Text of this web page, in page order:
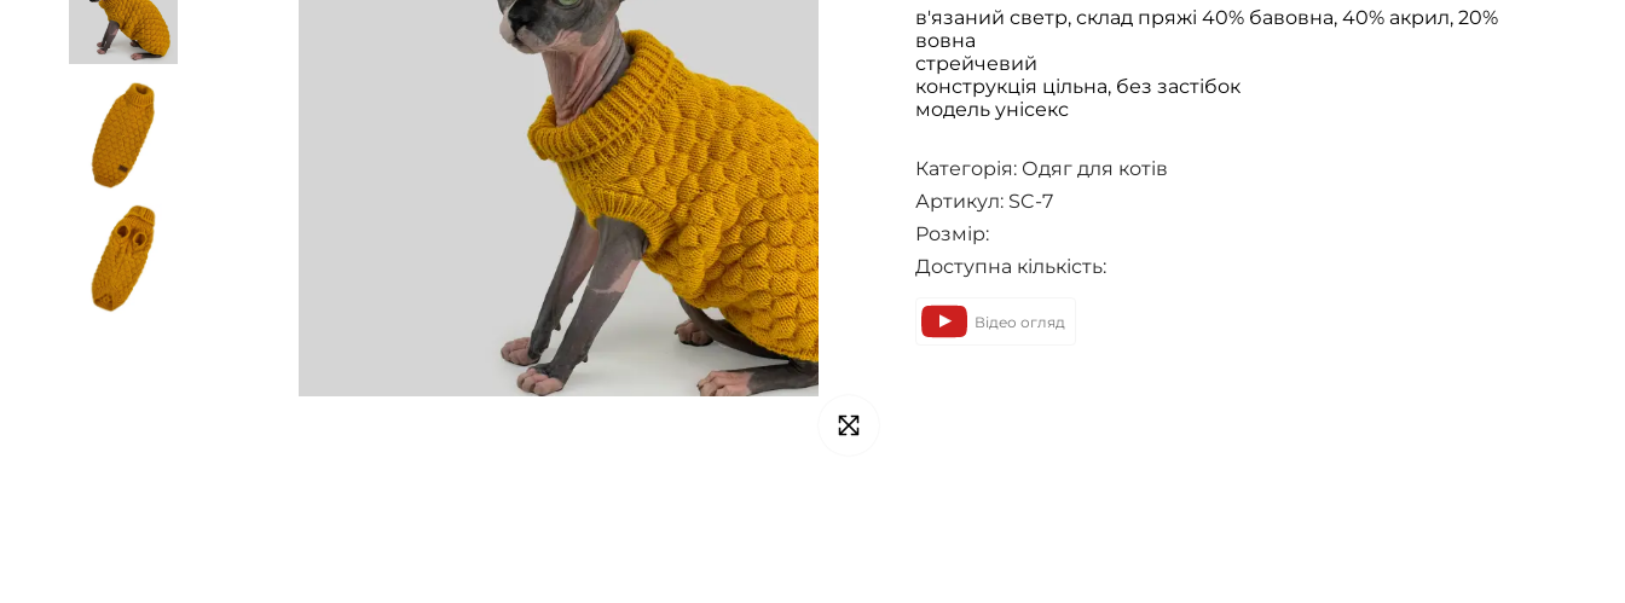
в'язаний светр, склад пряжі 40% бавовна, 40% акрил, 20%
вовна
стрейчевий
конструкція цільна, без застібок
модель унісекс
Категорія: Одяг для котів
Артикул: SC-7
Розмір:
Доступна кількість:
Відео огляд